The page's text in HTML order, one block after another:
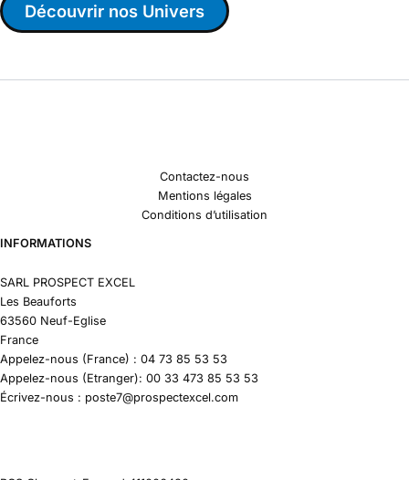
Découvrir nos Univers
Contactez-nous
Mentions légales
Conditions d’utilisation
INFORMATIONS
SARL PROSPECT EXCEL
Les Beauforts
63560 Neuf-Eglise
France
Appelez-nous (France) : 04 73 85 53 53
Appelez-nous (Etranger): 00 33 473 85 53 53
Écrivez-nous : poste7@prospectexcel.com